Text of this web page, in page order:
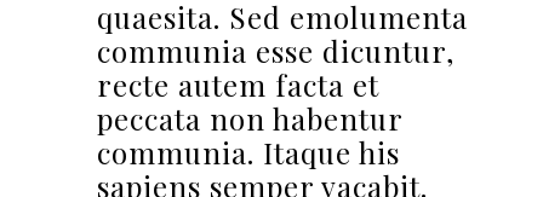
quaesita. Sed emolumenta
communia esse dicuntur,
recte autem facta et
peccata non habentur
communia. Itaque his
sapiens semper vacabit.